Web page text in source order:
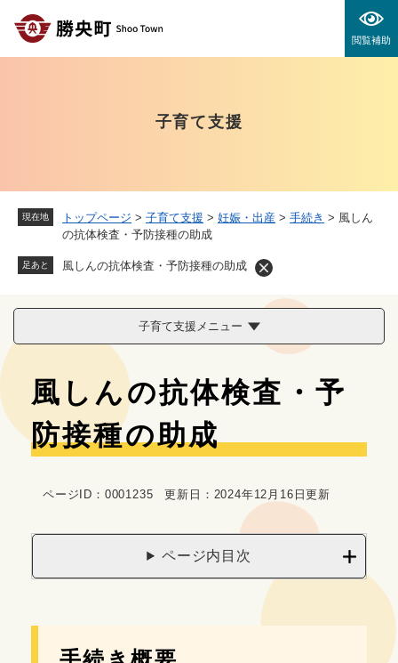
閲覧補助
子育て支援
現在地 トップページ > 子育て支援 > 妊娠・出産 > 手続き > 風しん
の抗体検査・予防接種の助成
足あと 風しんの抗体検査・予防接種の助成
子育て支援メニュー
本
文
風しんの抗体検査・予
防接種の助成
ページID：0001235 更新日：2024年12月16日更新
ページ内目次